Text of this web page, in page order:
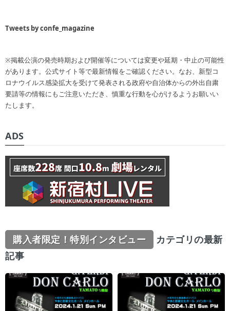
Tweets by confe_magazine
※掲載公演の発売時期および開催等については変更や延期・中止の可能性
があります。公式サイト等で最新情報をご確認ください。なお、新型コ
ロナウイルス感染拡大を受けて発表される政府や自治体からの外出自粛
要請等の情報にもご注意いただき、慎重な行動を心がけるようお願いい
たします。
ADS
購入者限定！特別インタビュー
カテゴリの最新
記事